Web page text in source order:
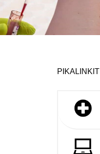
PIKALINKIT